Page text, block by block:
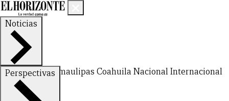
Noticias
Nuevo LeónTamaulipas Coahuila NacionalInternacional
Perspectivas